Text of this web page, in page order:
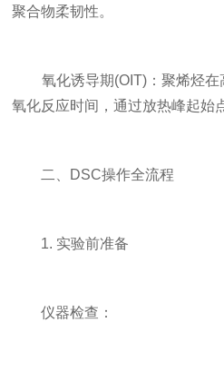
聚合物柔韧性。
氧化诱导期(OIT)：聚烯烃在
氧化反应时间，通过放热峰起始
二、DSC操作全流程
1. 实验前准备
仪器检查：